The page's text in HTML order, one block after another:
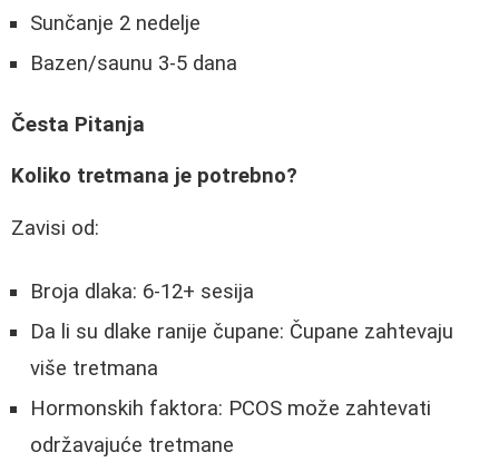
Sunčanje 2 nedelje
Bazen/saunu 3-5 dana
Česta Pitanja
Koliko tretmana je potrebno?
Zavisi od:
Broja dlaka: 6-12+ sesija
Da li su dlake ranije čupane: Čupane zahtevaju
više tretmana
Hormonskih faktora: PCOS može zahtevati
održavajuće tretmane